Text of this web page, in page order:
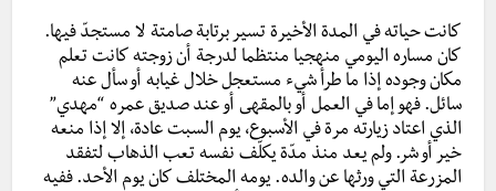
كانت حياته في المدة الأخيرة تسير برتابة صامتة لا مستجدّ فيها.
كان مساره اليومي منهجيا منتظما لدرجة أن زوجته كانت تعلم
مكان وجوده إذا ما طرأ شيء مستعجل خلال غيابه أو سأل عنه
سائل. فهو إما في العمل أو بالمقهى أو عند صديق عمره “مهدي”
الذي اعتاد زيارته مرة في الأسبوع، يوم السبت عادة، إلا إذا منعه
خير أو شر. ولم يعد منذ مدّة يكلّف نفسه تعب الذهاب لتفقد
المزرعة التي ورثها عن والده. يومه المختلف كان يوم الأحد. ففيه